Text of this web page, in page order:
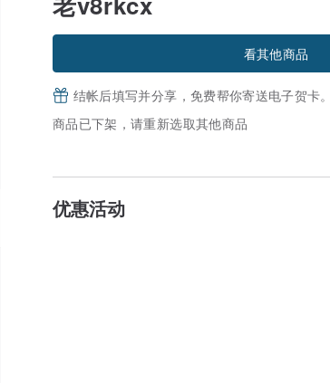
看其他商品
结帐后填写并分享，免费帮你寄送电子贺卡。
商品已下架，请重新选取其他商品
优惠活动